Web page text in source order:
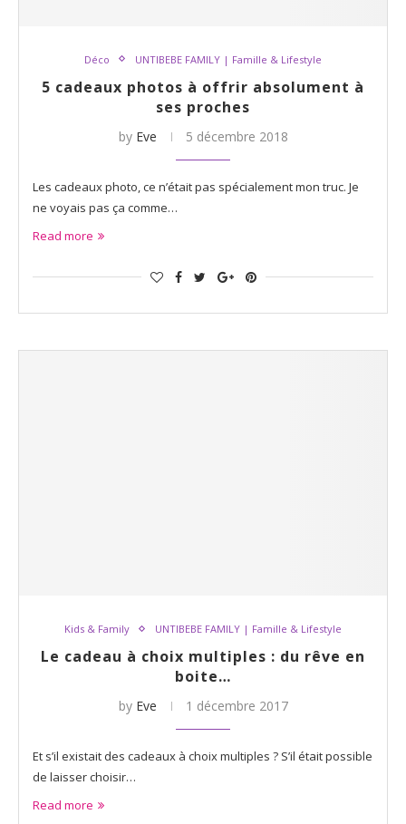
Déco UNTIBEBE FAMILY | Famille & Lifestyle
5 cadeaux photos à offrir absolument à
ses proches
by Eve 5 décembre 2018
Les cadeaux photo, ce n’était pas spécialement mon truc. Je
ne voyais pas ça comme…
Read more
Kids & Family UNTIBEBE FAMILY | Famille & Lifestyle
Le cadeau à choix multiples : du rêve en
boite…
by Eve 1 décembre 2017
Et s’il existait des cadeaux à choix multiples ? S’il était possible
de laisser choisir…
Read more